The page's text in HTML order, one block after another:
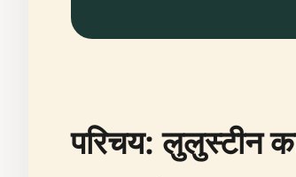
परिचय: लुलुस्टीन